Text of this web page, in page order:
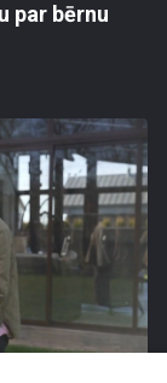
par bērnu